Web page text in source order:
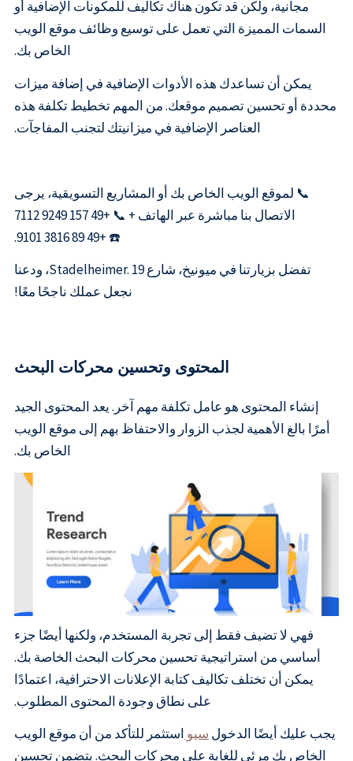
مجانية، ولكن قد تكون هناك تكاليف للمكونات الإضافية أو
السمات المميزة التي تعمل على توسيع وظائف موقع الويب
الخاص بك.
يمكن أن تساعدك هذه الأدوات الإضافية في إضافة ميزات
محددة أو تحسين تصميم موقعك. من المهم تخطيط تكلفة هذه
العناصر الإضافية في ميزانيتك لتجنب المفاجآت.
📞 لموقع الويب الخاص بك أو المشاريع التسويقية، يرجى
الاتصال بنا مباشرة عبر الهاتف + 📞 +49 157 9249 7112
☎️ +49 89 3816 9101.
تفضل بزيارتنا في ميونيخ، شارع Stadelheimer. 19، ودعنا
نجعل عملك ناجحًا معًا!
المحتوى وتحسين محركات البحث
إنشاء المحتوى هو عامل تكلفة مهم آخر. يعد المحتوى الجيد
أمرًا بالغ الأهمية لجذب الزوار والاحتفاظ بهم إلى موقع الويب
الخاص بك.
فهي لا تضيف فقط إلى تجربة المستخدم، ولكنها أيضًا جزء
أساسي من استراتيجية تحسين محركات البحث الخاصة بك.
يمكن أن تختلف تكاليف كتابة الإعلانات الاحترافية، اعتمادًا
على نطاق وجودة المحتوى المطلوب.
يجب عليك أيضًا الدخول سيو استثمر للتأكد من أن موقع الويب
الخاص بك مرئي للغاية على محركات البحث. يتضمن تحسين